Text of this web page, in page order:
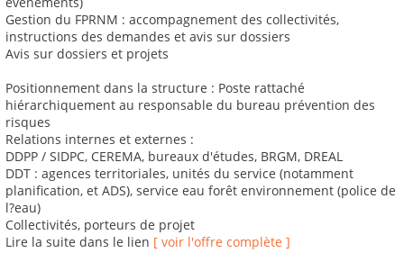
Gestion du FPRNM : accompagnement des collectivités,
instructions des demandes et avis sur dossiers
Avis sur dossiers et projets
Positionnement dans la structure : Poste rattaché
hiérarchiquement au responsable du bureau prévention des
risques
Relations internes et externes :
DDPP / SIDPC, CEREMA, bureaux d'études, BRGM, DREAL
DDT : agences territoriales, unités du service (notamment
planification, et ADS), service eau forêt environnement (police de
l?eau)
Collectivités, porteurs de projet
Lire la suite dans le lien [ voir l'offre complète ]